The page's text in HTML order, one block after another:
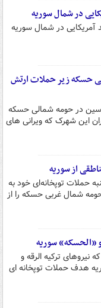
در شمال سوریه
در شمال سوریه
حسکه زیر حملات ارتش
در حومه شمالی حسکه
این شهرک که ویرانی های
از سوریه
حملات توپخانه‌ای خود به
شمال غربی حسکه را از
«الحسکه» سوریه
نیروهای ترکیه الرقه و
هدف حملات توپخانه ای